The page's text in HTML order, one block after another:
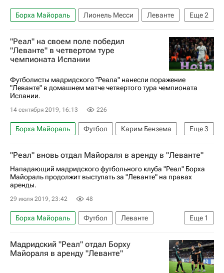
Еще2
Борха Майораль Лионель Месси
Леванте
Барселона
Чемпионат Испании по футболу
"Реал" на своем поле победил
"Леванте" в четвертом туре
чемпионата Испании
Футболисты мадридского "Реала" нанесли поражение
"Леванте" в домашнем матче четвертого тура чемпионата
Испании.
14 сентября 2019, 16:13 226
Еще3
Борха Майораль Футбол
Карим Бензема
Леванте
Реал Мадрид
Чемпионат Испании по футболу
"Реал" вновь отдал Майораля в аренду в "Леванте"
Нападающий мадридского футбольного клуба "Реал" Борха
Майораль продолжит выступать за "Леванте" на правах
аренды.
29 июля 2019, 23:42 48
Еще 1
Борха Майораль Футбол
Леванте
Реал Мадрид
Мадридский "Реал" отдал Борху
Майораля в аренду "Леванте"